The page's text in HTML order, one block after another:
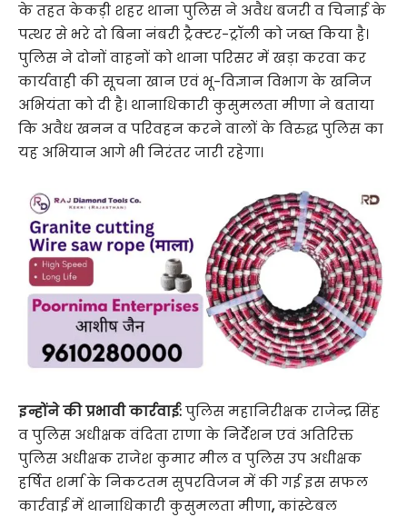
के तहत केकड़ी शहर थाना पुलिस ने अवैध बजरी व चिनाई के
पत्थर से भरे दो बिना नंबरी ट्रैक्टर-ट्रॉली को जब्त किया है।
पुलिस ने दोनों वाहनों को थाना परिसर में खड़ा करवा कर
कार्यवाही की सूचना खान एवं भू-विज्ञान विभाग के खनिज
अभियंता को दी है। थानाधिकारी कुसुमलता मीणा ने बताया
कि अवैध खनन व परिवहन करने वालों के विरुद्ध पुलिस का
यह अभियान आगे भी निरंतर जारी रहेगा।
इन्होंने की प्रभावी कार्रवाई:पुलिस महानिरीक्षक राजेन्द्र सिंह
व पुलिस अधीक्षक वंदिता राणा के निर्देशन एवं अतिरिक्त
पुलिस अधीक्षक राजेश कुमार मील व पुलिस उप अधीक्षक
हर्षित शर्मा के निकटतम सुपरविजन में की गई इस सफल
कार्रवाई में थानाधिकारी कुसुमलता मीणा,कांस्टेबल